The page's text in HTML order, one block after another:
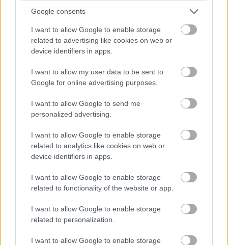
Google consents
I want to allow Google to enable storage
related to advertising like cookies on web or
device identifiers in apps.
I want to allow my user data to be sent to
Google for online advertising purposes.
I want to allow Google to send me
personalized advertising.
I want to allow Google to enable storage
related to analytics like cookies on web or
device identifiers in apps.
I want to allow Google to enable storage
related to functionality of the website or app.
I want to allow Google to enable storage
related to personalization.
I want to allow Google to enable storage
féltengelytörésre. Második alkalommal szereltek váltót az 1-es
autóba a versenyhétvége során: szombat reggel került sor az
első váltócserére, miután a pénteki szabadedzéseken
váltóhibára panaszkodott mindkét pilóta. (Sergio Perez
autójában szintén cserélték az alkatrészt.) Verstappen Red
sebességváltó került vissza, büntetés így nem jár a cseréért –
viszont érdemes emlékezni rá, ez a komponens volt bent az
panaszkodott.
A Red Bull egyúttal a jobb és bal hátsó felfüggesztést is
kicserélte Verstappen autóján, beleértve a féltengelyeket. A
parc fermére vonatkozó szabályok ezt lehetővé teszik, így
változatlanul a 15. rajthelyről kezdhet.